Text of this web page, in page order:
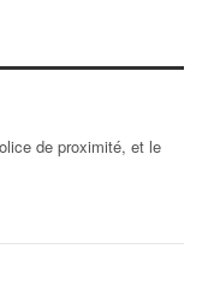
de proximité, et le